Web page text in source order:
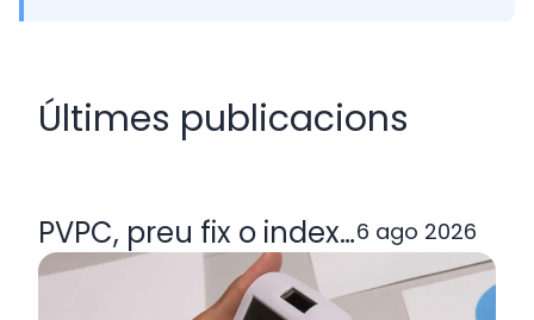
Últimes publicacions
PVPC, preu fix o indexada: quina
6 ago 2026